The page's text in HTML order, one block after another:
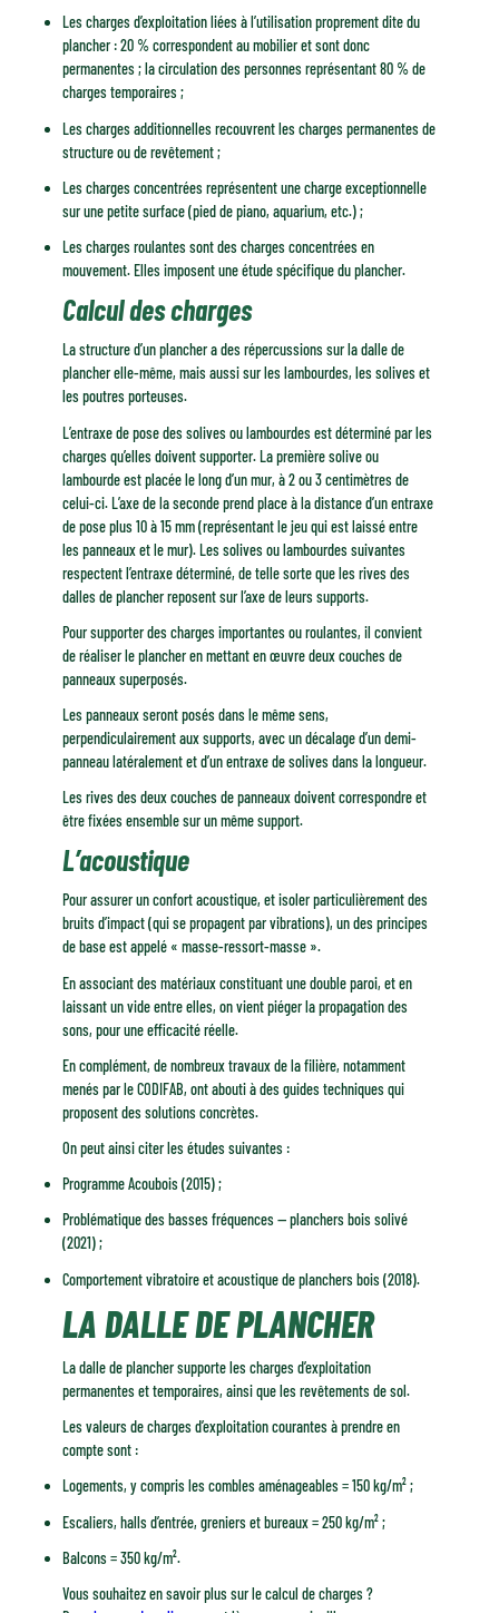
Les charges d’exploitation liées à l’utilisation proprement dite du
plancher : 20 % correspondent au mobilier et sont donc
permanentes ; la circulation des personnes représentant 80 % de
charges temporaires ;
Les charges additionnelles recouvrent les charges permanentes de
structure ou de revêtement ;
Les charges concentrées représentent une charge exceptionnelle
sur une petite surface (pied de piano, aquarium, etc.) ;
Les charges roulantes sont des charges concentrées en
mouvement. Elles imposent une étude spécifique du plancher.
Calcul des charges
La structure d’un plancher a des répercussions sur la dalle de
plancher elle-même, mais aussi sur les lambourdes, les solives et
les poutres porteuses.
L’entraxe de pose des solives ou lambourdes est déterminé par les
charges qu’elles doivent supporter. La première solive ou
lambourde est placée le long d’un mur, à 2 ou 3 centimètres de
celui-ci. L’axe de la seconde prend place à la distance d’un entraxe
de pose plus 10 à 15 mm (représentant le jeu qui est laissé entre
les panneaux et le mur). Les solives ou lambourdes suivantes
respectent l’entraxe déterminé, de telle sorte que les rives des
dalles de plancher reposent sur l’axe de leurs supports.
Pour supporter des charges importantes ou roulantes, il convient
de réaliser le plancher en mettant en œuvre deux couches de
panneaux superposés.
Les panneaux seront posés dans le même sens,
perpendiculairement aux supports, avec un décalage d’un demi-
panneau latéralement et d’un entraxe de solives dans la longueur.
Les rives des deux couches de panneaux doivent correspondre et
être fixées ensemble sur un même support.
L’acoustique
Pour assurer un confort acoustique, et isoler particulièrement des
bruits d’impact (qui se propagent par vibrations), un des principes
de base est appelé « masse-ressort-masse ».
En associant des matériaux constituant une double paroi, et en
laissant un vide entre elles, on vient piéger la propagation des
sons, pour une efficacité réelle.
En complément, de nombreux travaux de la filière, notamment
menés par le CODIFAB, ont abouti à des guides techniques qui
proposent des solutions concrètes.
On peut ainsi citer les études suivantes :
Programme Acoubois (2015) ;
Problématique des basses fréquences — planchers bois solivé
(2021) ;
Comportement vibratoire et acoustique de planchers bois (2018).
LA DALLE DE PLANCHER
La dalle de plancher supporte les charges d’exploitation
permanentes et temporaires, ainsi que les revêtements de sol.
Les valeurs de charges d’exploitation courantes à prendre en
compte sont :
Logements, y compris les combles aménageables = 150 kg/m² ;
Escaliers, halls d’entrée, greniers et bureaux = 250 kg/m² ;
Balcons = 350 kg/m².
Vous souhaitez en savoir plus sur le calcul de charges ?